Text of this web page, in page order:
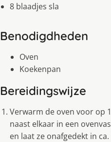
8 blaadjes sla
Benodigdheden
Oven
Koekenpan
Bereidingswijze
Verwarm de oven voor op
naast elkaar in een
en laat ze onafgedekt in